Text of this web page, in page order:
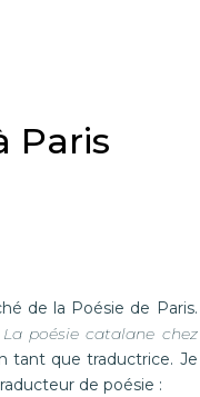
Paris
de la Poésie de Paris.
La poésie catalane chez
tant que traductrice. Je
de poésie :